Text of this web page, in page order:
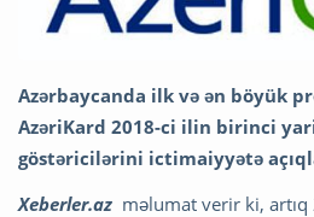
Azərbaycanda ilk və ən böyük
AzəriKard 2018-ci ilin birinci
göstəricilərini ictimaiyyətə
Xeberler.az məlumat verir ki,